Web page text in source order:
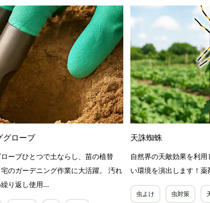
グローブ
ーブひとつで土ならし、苗の植替
のガーデニング作業に大活躍。 汚れ
り返し使用...
天誅蜘蛛
自然界の天敵効果を利
い環境を演出します！薬
虫よけ 虫対策